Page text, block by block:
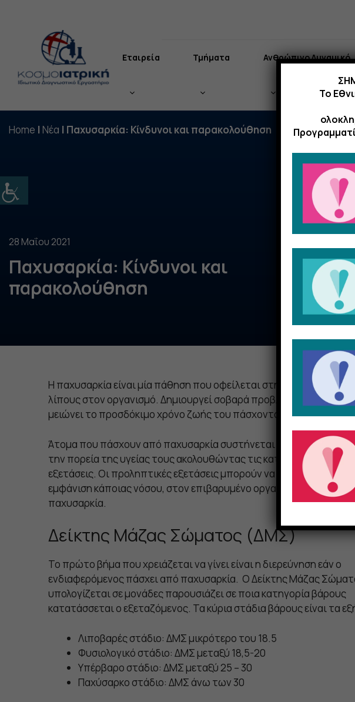
περιεχόμενο
Εταιρεία Τμήματα Ανθρώπινο Δυναμικό
Home | Νέα | Παχυσαρκία: Κίνδυνοι και παρακολούθηση
28 Μαΐου 2021
Παχυσαρκία: Κίνδυνοι και
παρακολούθηση
Η παχυσαρκία είναι μία πάθηση που οφείλεται στην υπερβολική
λίπους στον οργανισμό. Δημιουργεί σοβαρά προβλήματα στην υγεία
μειώνει το προσδόκιμο χρόνο ζωής του πάσχοντα.
Άτομα που πάσχουν από παχυσαρκία συστήνεται να
την πορεία της υγείας τους ακολουθώντας τις κατάλληλες
εξετάσεις. Οι προληπτικές εξετάσεις μπορούν να διαγνώσουν
εμφάνιση κάποιας νόσου, στον επιβαρυμένο οργανισμό που πάσχει
παχυσαρκία.
Δείκτης Μάζας Σώματος (ΔΜΣ)
Το πρώτο βήμα που χρειάζεται να γίνει είναι η διερεύνηση εάν ο
ενδιαφερόμενος πάσχει από παχυσαρκία. Ο Δείκτης Μάζας
υπολογίζεται σε μονάδες παρουσιάζει σε ποια κατηγορία βάρους
κατατάσσεται ο εξεταζόμενος. Τα κύρια στάδια βάρους είναι τα
Λιποβαρές στάδιο: ΔΜΣ μικρότερο του 18.5
Φυσιολογικό στάδιο: ΔΜΣ μεταξύ 18,5-20
Υπέρβαρο στάδιο: ΔΜΣ μεταξύ 25 – 30
Παχύσαρκο στάδιο: ΔΜΣ άνω των 30
Το